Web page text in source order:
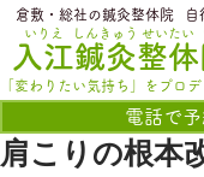
入江鍼灸整
いりえ
電話で
せいたい
しんきゅう
「変わりたい気持ち」をプロデ
​倉敷・総社の鍼灸整体院 自
肩こりの根本